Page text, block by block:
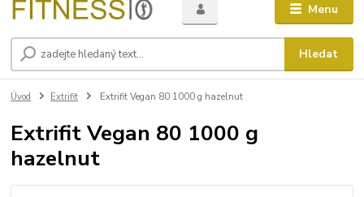
Menu
Hledat
Úvod Extrifit Extrifit Vegan 80 1000 g hazelnut
Extrifit Vegan 80 1000 g
hazelnut